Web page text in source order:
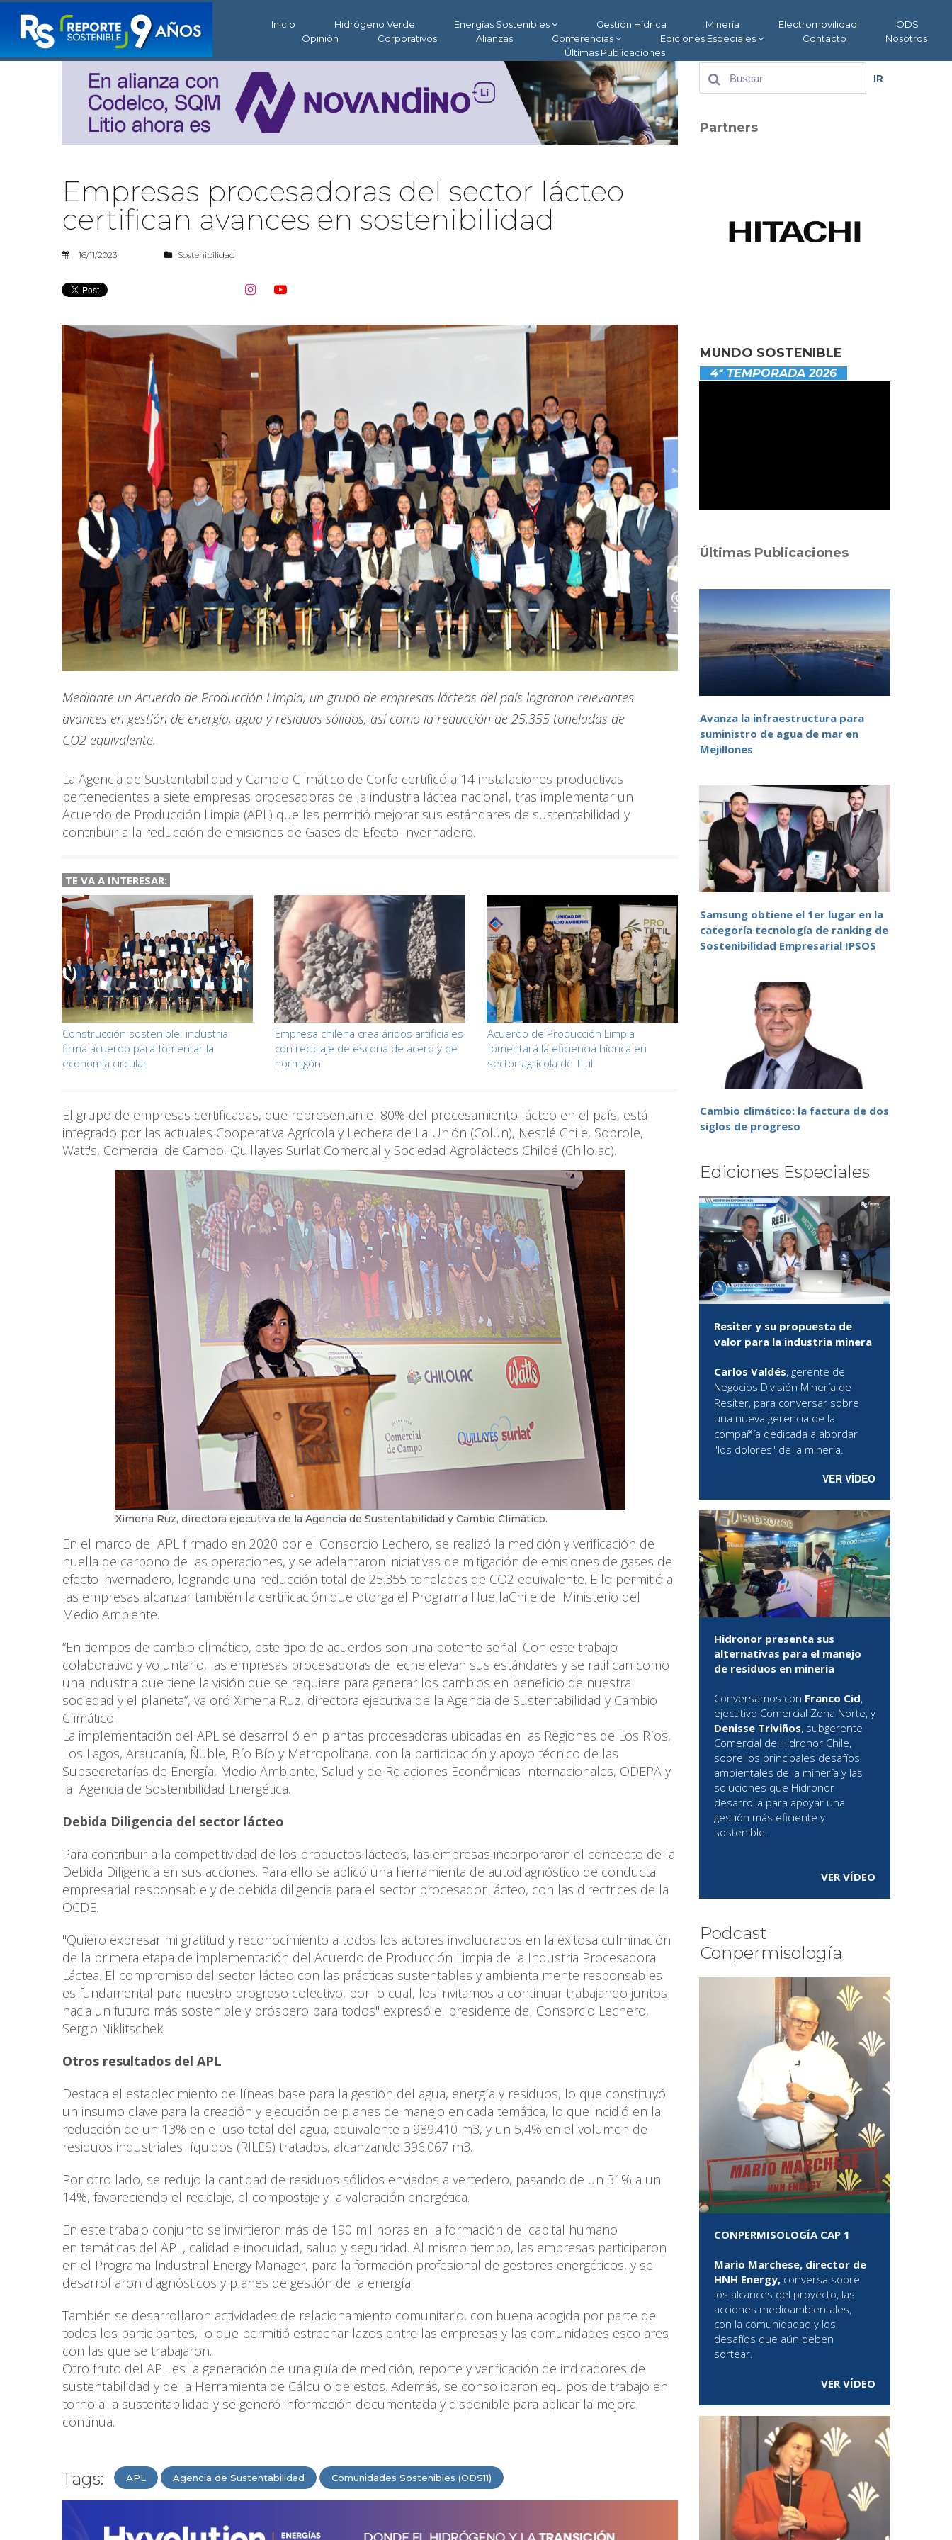
Inicio Hidrógeno Verde Energías Sostenibles Gestión Hídrica Minería Electromovilidad
ODS
Opinión
Corporativos Alianzas Conferencias Ediciones Especiales Contacto
Nosotros
Últimas Publicaciones
Empresas procesadoras del sector lácteo
certifican avances en sostenibilidad
16/11/2023 Sostenibilidad
 
Mediante un Acuerdo de Producción Limpia, un grupo de empresas lácteas del país lograron relevantes
avances en gestión de energía, agua y residuos sólidos, así como la reducción de 25.355 toneladas de
CO2 equivalente.
La Agencia de Sustentabilidad y Cambio Climático de Corfo certificó a 14 instalaciones productivas
pertenecientes a siete empresas procesadoras de la industria láctea nacional, tras implementar un
Acuerdo de Producción Limpia (APL) que les permitió mejorar sus estándares de sustentabilidad y
contribuir a la reducción de emisiones de Gases de Efecto Invernadero.
TE VA A INTERESAR:
Construcción sostenible: industria
firma acuerdo para fomentar la
economía circular
Empresa chilena crea áridos artificiales
con reciclaje de escoria de acero y de
hormigón
Acuerdo de Producción Limpia
fomentará la eficiencia hídrica en
sector agrícola de Tiltil
El grupo de empresas certificadas, que representan el 80% del procesamiento lácteo en el país, está
integrado por las actuales Cooperativa Agrícola y Lechera de La Unión (Colún), Nestlé Chile, Soprole,
Watt's, Comercial de Campo, Quillayes Surlat Comercial y Sociedad Agrolácteos Chiloé (Chilolac).
Ximena Ruz, directora ejecutiva de la Agencia de Sustentabilidad y Cambio Climático.
En el marco del APL firmado en 2020 por el Consorcio Lechero, se realizó la medición y verificación de
huella de carbono de las operaciones, y se adelantaron iniciativas de mitigación de emisiones de gases de
efecto invernadero, logrando una reducción total de 25.355 toneladas de CO2 equivalente. Ello permitió a
las empresas alcanzar también la certificación que otorga el Programa HuellaChile del Ministerio del
Medio Ambiente.
“En tiempos de cambio climático, este tipo de acuerdos son una potente señal. Con este trabajo
colaborativo y voluntario, las empresas procesadoras de leche elevan sus estándares y se ratifican como
una industria que tiene la visión que se requiere para generar los cambios en beneficio de nuestra
sociedad y el planeta”, valoró Ximena Ruz, directora ejecutiva de la Agencia de Sustentabilidad y Cambio
Climático.
La implementación del APL se desarrolló en plantas procesadoras ubicadas en las Regiones de Los Ríos,
Los Lagos, Araucanía, Ñuble, Bío Bío y Metropolitana, con la participación y apoyo técnico de las
Subsecretarías de Energía, Medio Ambiente, Salud y de Relaciones Económicas Internacionales, ODEPA y
la Agencia de Sostenibilidad Energética.
Debida Diligencia del sector lácteo
Para contribuir a la competitividad de los productos lácteos, las empresas incorporaron el concepto de la
Debida Diligencia en sus acciones. Para ello se aplicó una herramienta de autodiagnóstico de conducta
empresarial responsable y de debida diligencia para el sector procesador lácteo, con las directrices de la
OCDE.
"Quiero expresar mi gratitud y reconocimiento a todos los actores involucrados en la exitosa culminación
de la primera etapa de implementación del Acuerdo de Producción Limpia de la Industria Procesadora
Láctea. El compromiso del sector lácteo con las prácticas sustentables y ambientalmente responsables
es fundamental para nuestro progreso colectivo, por lo cual, los invitamos a continuar trabajando juntos
hacia un futuro más sostenible y próspero para todos" expresó el presidente del Consorcio Lechero,
Sergio Niklitschek.
Otros resultados del APL
Destaca el establecimiento de líneas base para la gestión del agua, energía y residuos, lo que constituyó
un insumo clave para la creación y ejecución de planes de manejo en cada temática, lo que incidió en la
reducción de un 13% en el uso total del agua, equivalente a 989.410 m3, y un 5,4% en el volumen de
residuos industriales líquidos (RILES) tratados, alcanzando 396.067 m3.
Por otro lado, se redujo la cantidad de residuos sólidos enviados a vertedero, pasando de un 31% a un
14%, favoreciendo el reciclaje, el compostaje y la valoración energética.
En este trabajo conjunto se invirtieron más de 190 mil horas en la formación del capital humano
en temáticas del APL, calidad e inocuidad, salud y seguridad. Al mismo tiempo, las empresas participaron
en el Programa Industrial Energy Manager, para la formación profesional de gestores energéticos, y se
desarrollaron diagnósticos y planes de gestión de la energía.
También se desarrollaron actividades de relacionamiento comunitario, con buena acogida por parte de
todos los participantes, lo que permitió estrechar lazos entre las empresas y las comunidades escolares
con las que se trabajaron.
Otro fruto del APL es la generación de una guía de medición, reporte y verificación de indicadores de
sustentabilidad y de la Herramienta de Cálculo de estos. Además, se consolidaron equipos de trabajo en
torno a la sustentabilidad y se generó información documentada y disponible para aplicar la mejora
continua.
Tags: APL Agencia de Sustentabilidad Comunidades Sostenibles (ODS11)
IR
Partners
MUNDO SOSTENIBLE
4ª TEMPORADA 2026
Últimas Publicaciones
Avanza la infraestructura para
suministro de agua de mar en
Mejillones
Samsung obtiene el 1er lugar en la
categoría tecnología de ranking de
Sostenibilidad Empresarial IPSOS
Cambio climático: la factura de dos
siglos de progreso
Ediciones Especiales
Resiter y su propuesta de
valor para la industria minera
Carlos Valdés, gerente de
Negocios División Minería de
Resiter, para conversar sobre
una nueva gerencia de la
compañía dedicada a abordar
"los dolores" de la minería.
VER VÍDEO
Hidronor presenta sus
alternativas para el manejo
de residuos en minería
Conversamos con Franco Cid,
ejecutivo Comercial Zona Norte, y
Denisse Triviños, subgerente
Comercial de Hidronor Chile,
sobre los principales desafíos
ambientales de la minería y las
soluciones que Hidronor
desarrolla para apoyar una
gestión más eficiente y
sostenible.
VER VÍDEO
Podcast
Conpermisología
CONPERMISOLOGÍA CAP 1
Mario Marchese, director de
HNH Energy, conversa sobre
los alcances del proyecto, las
acciones medioambientales,
con la comunidadad y los
desafíos que aún deben
sortear.
VER VÍDEO